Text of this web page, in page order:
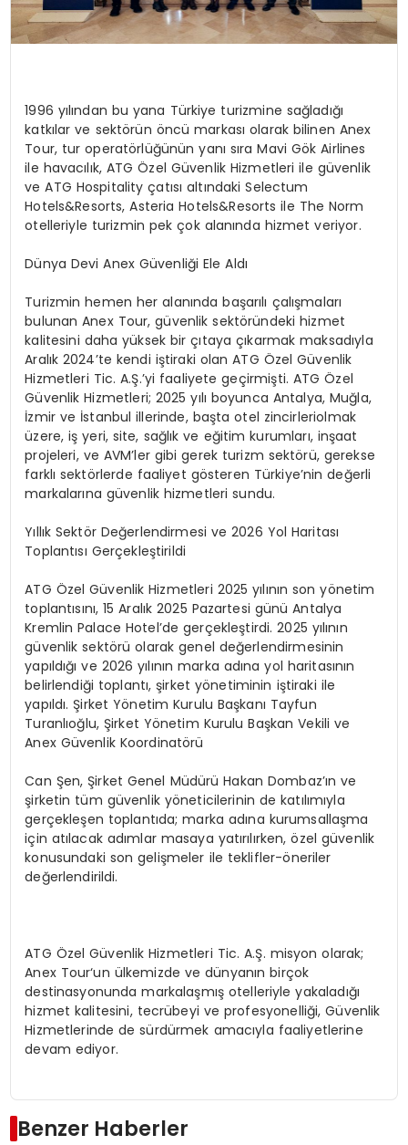
1996 yılından bu yana Türkiye turizmine sağladığı
katkılar ve sektörün öncü markası olarak bilinen Anex
Tour, tur operatörlüğünün yanı sıra Mavi Gök Airlines
ile havacılık, ATGÖzel Güvenlik Hizmetleri ile güvenlik
ve ATG Hospitality çatısı altındaki Selectum
Hotels&Resorts, Asteria Hotels&Resorts ile The Norm
otelleriyle turizmin pek çok alanında hizmet veriyor.
Dünya Devi Anex Güvenliği Ele Aldı
Turizmin hemen her alanında başarılı çalışmaları
bulunan Anex Tour,güvenlik sektöründeki hizmet
kalitesini daha yüksek bir çıtaya çıkarmak maksadıyla
Aralık 2024’te kendi iştiraki olan ATG Özel Güvenlik
Hizmetleri Tic. A.Ş.’yi faaliyete geçirmişti. ATG Özel
Güvenlik Hizmetleri; 2025 yılı boyunca Antalya, Muğla,
İzmir ve İstanbul illerinde, başta otel zincirleriolmak
üzere, iş yeri, site, sağlık ve eğitim kurumları, inşaat
projeleri, ve AVM’ler gibi gerek turizm sektörü, gerekse
farklı sektörlerde faaliyet gösteren Türkiye’nin değerli
markalarına güvenlik hizmetleri sundu.
Yıllık Sektör Değerlendirmesi ve2026 Yol Haritası
Toplantısı Gerçekleştirildi
ATG Özel Güvenlik Hizmetleri 2025 yılının sonyönetim
toplantısını, 15 Aralık 2025 Pazartesi günü Antalya
Kremlin Palace Hotel’de gerçekleştirdi. 2025 yılının
güvenlik sektörü olarakgenel değerlendirmesinin
yapıldığı ve 2026 yılınınmarka adınayol haritasının
belirlendiği toplantı, şirket yönetiminin iştiraki ile
yapıldı. Şirket Yönetim Kurulu Başkanı Tayfun
Turanlıoğlu, Şirket Yönetim Kurulu Başkan Vekili ve
Anex Güvenlik Koordinatörü
Can Şen, Şirket Genel Müdürü Hakan Dombaz’ın ve
şirketin tüm güvenlik yöneticilerinin de katılımıyla
gerçekleşen toplantıda;marka adına kurumsallaşma
için atılacak adımlar masaya yatırılırken, özel güvenlik
konusundaki son gelişmeler ile teklifler-öneriler
değerlendirildi.
ATG Özel Güvenlik Hizmetleri Tic. A.Ş. misyon olarak;
Anex Tour‘un ülkemizde ve dünyanın birçok
destinasyonunda markalaşmış otelleriyle yakaladığı
hizmet kalitesini, tecrübeyi ve profesyonelliği, Güvenlik
Hizmetlerinde de sürdürmek amacıyla faaliyetlerine
devam ediyor.
Benzer Haberler